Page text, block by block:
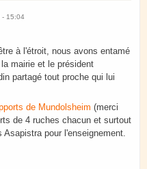
- 15:04
à l'étroit, nous avons entamé
mairie et le président
partagé tout proche qui lui
de Mundolsheim (merci
de 4 ruches chacun et surtout
pour l'enseignement.